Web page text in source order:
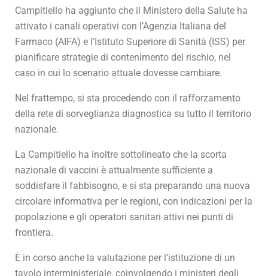
Campitiello ha aggiunto che il Ministero della Salute ha
attivato i canali operativi con l’Agenzia Italiana del
Farmaco (AIFA) e l’Istituto Superiore di Sanità (ISS) per
pianificare strategie di contenimento del rischio, nel
caso in cui lo scenario attuale dovesse cambiare.
Nel frattempo, si sta procedendo con il rafforzamento
della rete di sorveglianza diagnostica su tutto il territorio
nazionale.
La Campitiello ha inoltre sottolineato che la scorta
nazionale di vaccini è attualmente sufficiente a
soddisfare il fabbisogno, e si sta preparando una nuova
circolare informativa per le regioni, con indicazioni per la
popolazione e gli operatori sanitari attivi nei punti di
frontiera.
È in corso anche la valutazione per l’istituzione di un
tavolo interministeriale, coinvolgendo i ministeri degli